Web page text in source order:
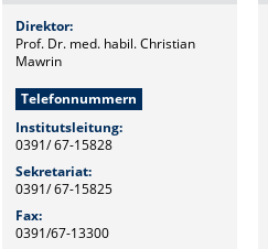
Direktor:
Prof. Dr. med. habil. Christian
Mawrin
Telefonnummern
Institutsleitung:
0391/ 67-15828
Sekretariat:
0391/ 67-15825
Fax:
0391/67-13300